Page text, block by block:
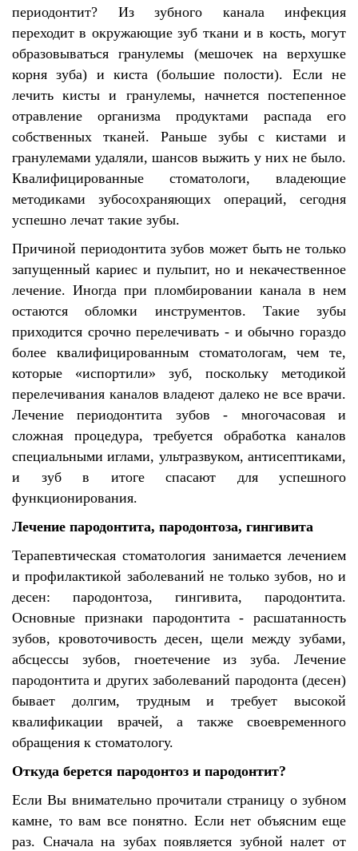
периодонтит? Из зубного канала инфекция
переходит в окружающие зуб ткани и в кость, могут
образовываться гранулемы (мешочек на верхушке
корня зуба) и киста (большие полости). Если не
лечить кисты и гранулемы, начнется постепенное
отравление организма продуктами распада его
собственных тканей. Раньше зубы с кистами и
гранулемами удаляли, шансов выжить у них не было.
Квалифицированные стоматологи, владеющие
методиками зубосохраняющих операций, сегодня
успешно лечат такие зубы.
Причиной периодонтита зубов может быть не только
запущенный кариес и пульпит, но и некачественное
лечение. Иногда при пломбировании канала в нем
остаются обломки инструментов. Такие зубы
приходится срочно перелечивать - и обычно гораздо
более квалифицированным стоматологам, чем те,
которые «испортили» зуб, поскольку методикой
перелечивания каналов владеют далеко не все врачи.
Лечение периодонтита зубов - многочасовая и
сложная процедура, требуется обработка каналов
специальными иглами, ультразвуком, антисептиками,
и зуб в итоге спасают для успешного
функционирования.
Лечение пародонтита, пародонтоза, гингивита
Терапевтическая стоматология занимается лечением
и профилактикой заболеваний не только зубов, но и
десен: пародонтоза, гингивита, пародонтита.
Основные признаки пародонтита - расшатанность
зубов, кровоточивость десен, щели между зубами,
абсцессы зубов, гноетечение из зуба. Лечение
пародонтита и других заболеваний пародонта (десен)
бывает долгим, трудным и требует высокой
квалификации врачей, а также своевременного
обращения к стоматологу.
Откуда берется пародонтоз и пародонтит?
Если Вы внимательно прочитали страницу о зубном
камне, то вам все понятно. Если нет объясним еще
раз. Сначала на зубах появляется зубной налет от